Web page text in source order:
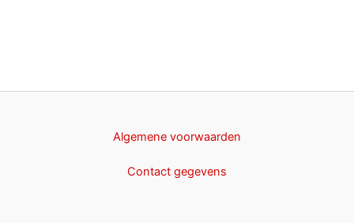
Algemene voorwaarden
Contact gegevens